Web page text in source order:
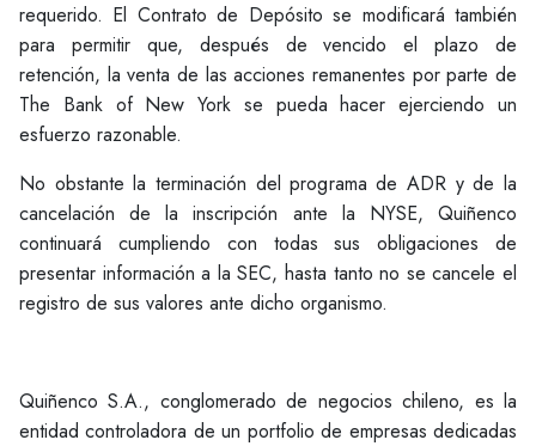
requerido. El Contrato de Depósito se modificará también
para permitir que, después de vencido el plazo de
retención, la venta de las acciones remanentes por parte de
The Bank of New York se pueda hacer ejerciendo un
esfuerzo razonable.
No obstante la terminación del programa de ADR y de la
cancelación de la inscripción ante la NYSE, Quiñenco
continuará cumpliendo con todas sus obligaciones de
presentar información a la SEC, hasta tanto no se cancele el
registro de sus valores ante dicho organismo.
Quiñenco S.A., conglomerado de negocios chileno, es la
entidad controladora de un portfolio de empresas dedicadas